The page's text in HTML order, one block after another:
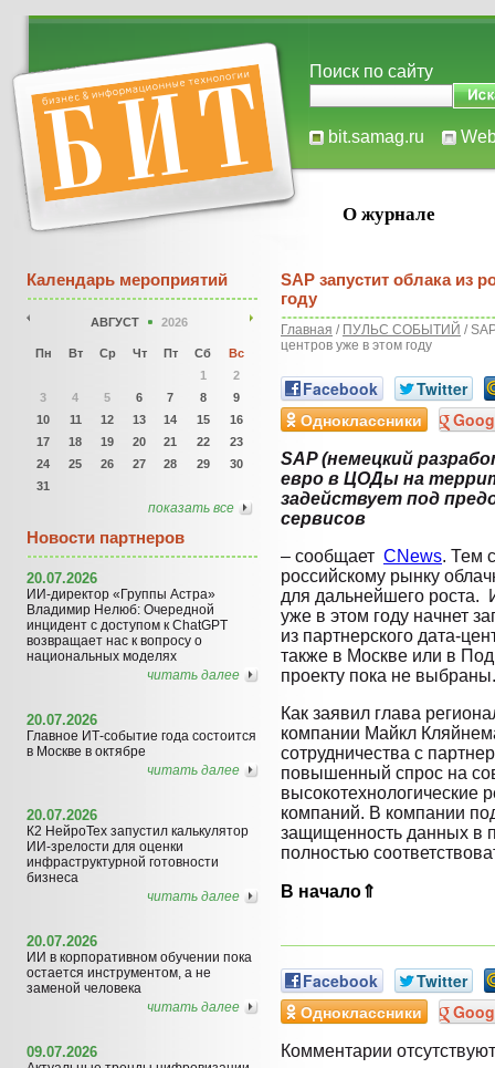
Поиск по сайту
bit.samag.ru
О журнале
Календарь мероприятий
АВГУСТ 2026
Пн Вт Ср Чт Пт Сб
Вс
1
2
3
4 5 6 7 8
9
10
11 12 13 14 15
16
17
18 19 20 21 22
23
24
25 26 27 28 29
30
31
показать все
Новости партнеров
20.07.2026
ИИ-директор «Группы Астра»
Владимир Нелюб: Очередной
инцидент с доступом к ChatGPT
возвращает нас к вопросу о
национальных моделях
читать далее
20.07.2026
Главное ИТ-событие года состоится
в Москве в октябре
читать далее
20.07.2026
К2 НейроТех запустил калькулятор
ИИ-зрелости для оценки
инфраструктурной готовности
бизнеса
читать далее
20.07.2026
ИИ в корпоративном обучении пока
остается инструментом, а не
заменой человека
читать далее
09.07.2026
SAP запустит облака из
году
Главная / ПУЛЬС СОБЫТИЙ /
центров уже в этом году
Facebook
Twitter
Одноклассники
SAP (немецкий
евро в ЦОДы на
задействует под
сервисов
– сообщает CNews. Тем
российскому рынку
для дальнейшего роста.
уже в этом году начнет
из партнерского дата-
также в Москве или в
проекту пока не выбраны.
Как заявил глава
компании Майкл
сотрудничества с
повышенный спрос на
высокотехнологические
компаний. В компании
защищенность данных в
полностью
В начало⇑
Facebook
Twitter
Одноклассники
Комментарии отсутствуют